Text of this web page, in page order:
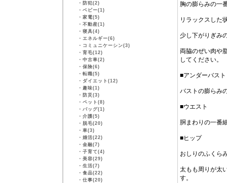
・ 防犯(2)
・ ベビー(1)
・ 家電(5)
・ 不動産(1)
・ 寝具(4)
・ エネルギー(6)
・ コミュニケーシン(3)
・ 育毛(12)
・ 中古車(2)
・ 保険(6)
・ 転職(5)
・ ダイエット(12)
・ 趣味(1)
・ 防災(3)
・ ペット(8)
・ バッグ(1)
・ 介護(5)
・ 脱毛(20)
・ 車(3)
・ 婚活(22)
・ 金融(7)
・ 子育て(4)
・ 美容(29)
・ 生活(7)
・ 食品(22)
・ 仕事(20)
胸の膨らみの一
リラックスした
少し下がりぎみ
両脇のぜい肉や
してください。
■アンダーバスト
バストの膨らみ
■ウエスト
胴まわりの一番
■ヒップ
おしりのふくら
太もも周りが太
す。